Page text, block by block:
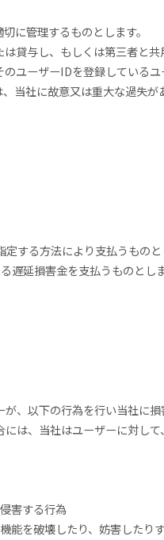
に管理するものとします。
貸与し、もしくは第三者と
ユーザーIDを登録しているユ
当社に故意又は重大な過失
する方法により支払うものと
延損害金を支払うものとしま
、以下の行為を行い当社に
は、当社はユーザーに対し
害する行為
能を破壊したり、妨害したり